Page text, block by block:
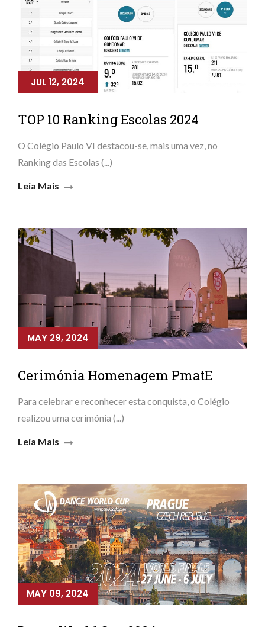
JUL 12, 2024
TOP 10 Ranking Escolas 2024
O Colégio Paulo VI destacou-se, mais uma vez, no
Ranking das Escolas (...)
Leia Mais
MAY 29, 2024
Cerimónia Homenagem PmatE
Para celebrar e reconhecer esta conquista, o Colégio
realizou uma cerimónia (...)
Leia Mais
MAY 09, 2024